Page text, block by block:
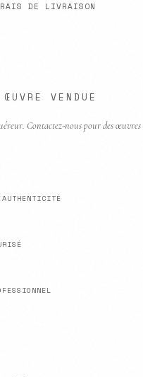
DE LIVRAISON
ŒUVRE VENDUE
Contactez-nous pour des œuvres